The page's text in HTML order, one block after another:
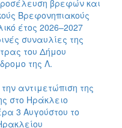
βρεφών και
Βρεφονηπιακούς
έτος 2026–2027
συναυλίες της
του Δήμου
της Λ.
αντιμετώπιση της
στο Ηράκλειο
3 Αυγούστου το